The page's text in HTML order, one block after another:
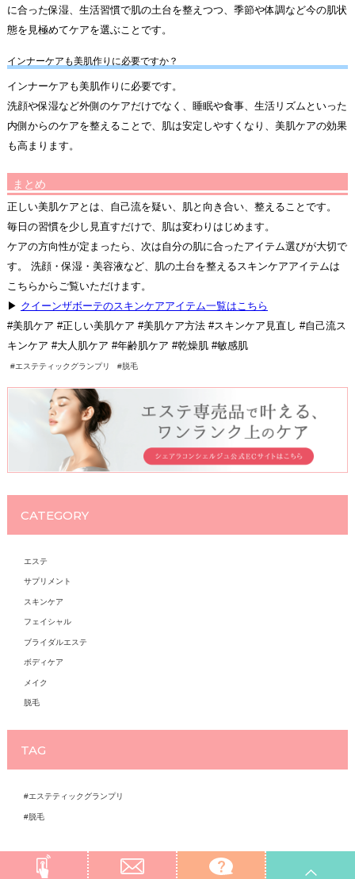
に合った保湿、生活習慣で肌の土台を整えつつ、季節や体調など今の肌状
態を見極めてケアを選ぶことです。
インナーケアも美肌作りに必要ですか？
インナーケアも美肌作りに必要です。
洗顔や保湿など外側のケアだけでなく、睡眠や食事、生活リズムといった
内側からのケアを整えることで、肌は安定しやすくなり、美肌ケアの効果
も高まります。
まとめ
正しい美肌ケアとは、自己流を疑い、肌と向き合い、整えることです。
毎日の習慣を少し見直すだけで、肌は変わりはじめます。
ケアの方向性が定まったら、次は自分の肌に合ったアイテム選びが大切で
す。 洗顔・保湿・美容液など、肌の土台を整えるスキンケアアイテムは
こちらからご覧いただけます。
▶︎ クイーンザボーテのスキンケアアイテム一覧はこちら
#美肌ケア #正しい美肌ケア #美肌ケア方法 #スキンケア見直し #自己流ス
キンケア #大人肌ケア #年齢肌ケア #乾燥肌 #敏感肌
#エステティックグランプリ #脱毛
CATEGORY
エステ
サプリメント
スキンケア
フェイシャル
ブライダルエステ
ボディケア
メイク
脱毛
TAG
#エステティックグランプリ
#脱毛